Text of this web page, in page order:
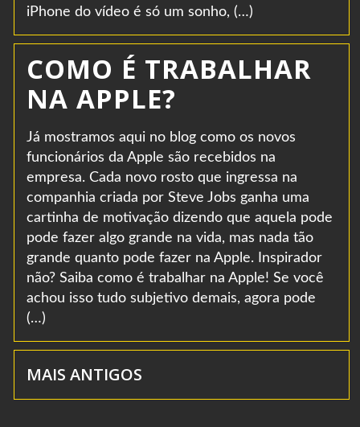
iPhone do vídeo é só um sonho, (…)
COMO É TRABALHAR
NA APPLE?
Já mostramos aqui no blog como os novos
funcionários da Apple são recebidos na
empresa. Cada novo rosto que ingressa na
companhia criada por Steve Jobs ganha uma
cartinha de motivação dizendo que aquela pode
pode fazer algo grande na vida, mas nada tão
grande quanto pode fazer na Apple. Inspirador
não? Saiba como é trabalhar na Apple! Se você
achou isso tudo subjetivo demais, agora pode
(…)
MAIS ANTIGOS